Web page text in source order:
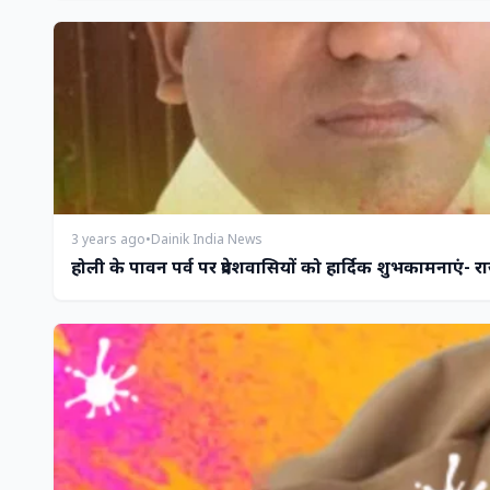
3 years ago•Dainik India News
होली के पावन पर्व पर प्रदेशवासियों को हार्दिक शुभकामनाएं-